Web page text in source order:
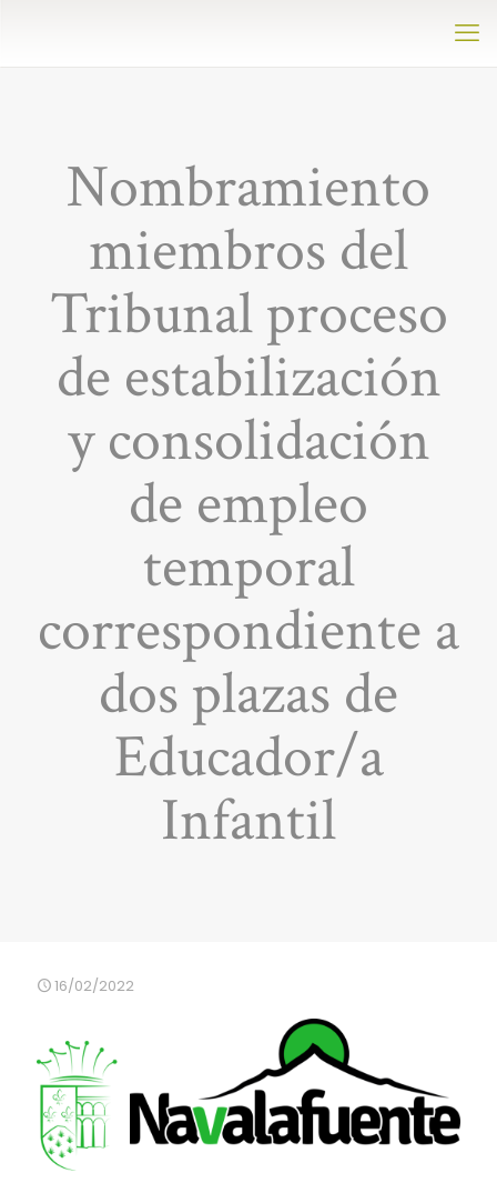
Nombramiento
miembros del
Tribunal proceso
de estabilización
y consolidación
de empleo
temporal
correspondiente a
dos plazas de
Educador/a
Infantil
16/02/2022